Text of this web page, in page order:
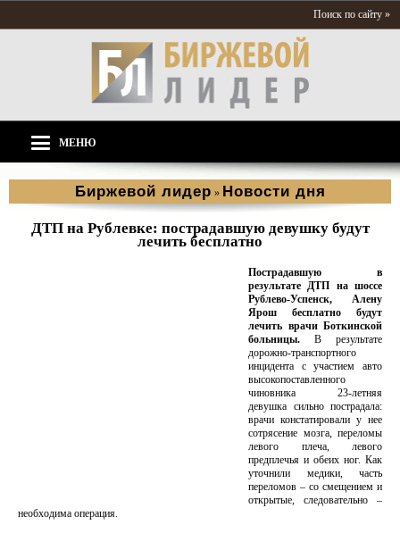
Поиск по сайту »
МЕНЮ
Биржевой лидер » Новости дня
ДТП на Рублевке: пострадавшую девушку будут
лечить бесплатно
Пострадавшую в
результате ДТП на шоссе
Рублево-Успенск, Алену
Ярош бесплатно будут
лечить врачи Боткинской
больницы. В результате
дорожно-транспортного
инцидента с участием авто
высокопоставленного
чиновника 23-летняя
девушка сильно пострадала:
врачи констатировали у нее
сотрясение мозга, переломы
левого плеча, левого
предплечья и обеих ног. Как
уточнили медики, часть
переломов – со смещением и
открытые, следовательно –
необходима операция.